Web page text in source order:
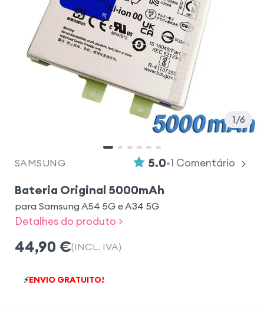
1 6
SAMSUNG 5.0•1 Comentário
Bateria Original 5000mAh
para Samsung A54 5G e A34 5G
Detalhes do produto >
44,90 €(INCL. IVA)
⚡ENVIO GRATUITO!